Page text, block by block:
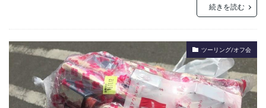
続きを読む
ツーリング/オフ会